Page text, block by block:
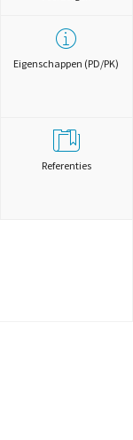
Eigenschappen (PD/PK)
Referenties